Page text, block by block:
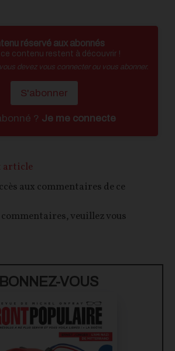
réservé aux abonnés
ce contenu restent à découvrir !
devez vous connecter ou vous abonner.
S'abonner
? Je me connecte
article
aux commentaires de ce
veuillez vous
VOUS